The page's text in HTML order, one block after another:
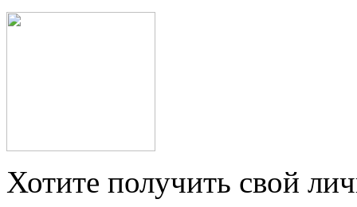
Хотите получить свой